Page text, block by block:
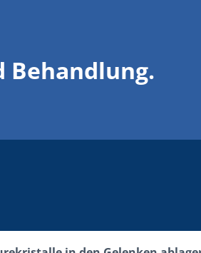
Behandlung.